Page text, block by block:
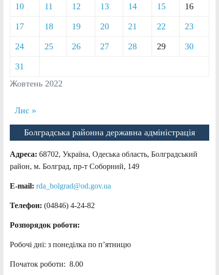
Жовтень 2022
10 11 12 13 14 15 16
17 18 19 20 21 22 23
24 25 26 27 28 29 30
31
Лис »
Болградська районна державна адміністрація
Адреса: 68702, Україна, Одеська область, Болградський
район, м. Болград, пр-т Соборний, 149
E-mail: rda_bolgrad@od.gov.ua
Телефон: (04846) 4-24-82
Розпорядок роботи:
Робочі дні: з понеділка по п’ятницю
Початок роботи: 8.00